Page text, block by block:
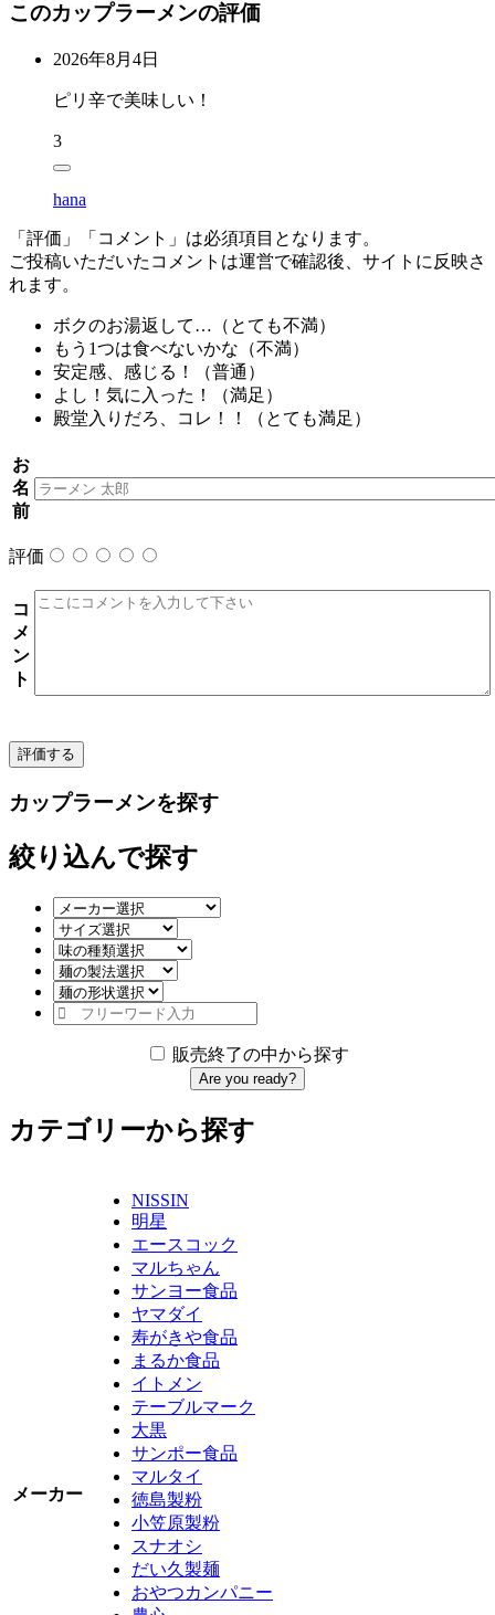
このカップラーメンの評価
2026年8月4日
ピリ辛で美味しい！
3
hana
「評価」「コメント」は必須項目となります。
ご投稿いただいたコメントは運営で確認後、サイトに反映さ
れます。
ボクのお湯返して…（ とても不満）
もう1つは食べないかな（不満）
安定感、感じる！（普通 ）
よし！気に入った！（満足 ）
殿堂入りだろ、コレ！！（ とても満足 ）
お
名
前
評価
コ
メ
ン
ト
カップラーメンを探す
絞り込んで探す
販売終了の中から探す
Are you ready?
カテゴリーから探す
メーカー
NISSIN
明星
エースコック
マルちゃん
サンヨー食品
ヤマダイ
寿がきや食品
まるか食品
イトメン
テーブルマーク
大黒
サンポー食品
マルタイ
徳島製粉
小笠原製粉
スナオシ
だい久製麺
おやつカンパニー